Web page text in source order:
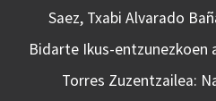
Saez, Txabi Alvarado
Bidarte Ikus-entzunezkoen
Torres Zuzentzailea: